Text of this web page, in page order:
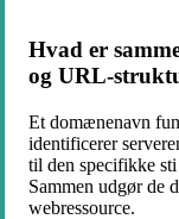
Hvad er
og URL-
Et domænenavn
identificerer
til den specifikke
Sammen udgør de
webressource.